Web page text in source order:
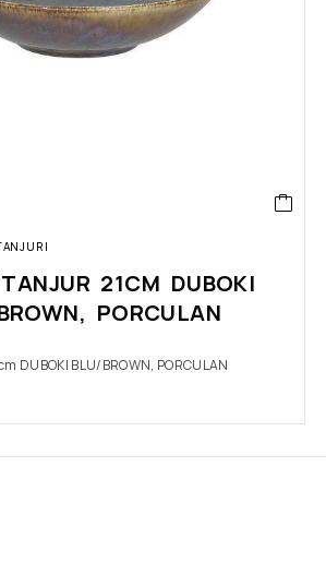
21CM DUBOKI
PORCULAN
DUBOKI BLU/BROWN, PORCULAN